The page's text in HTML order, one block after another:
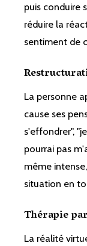
puis conduire
réduire la
sentiment de
La personne
cause ses
s'effondrer",
pourrai pas
même
situation en
Thérapie
La réalité